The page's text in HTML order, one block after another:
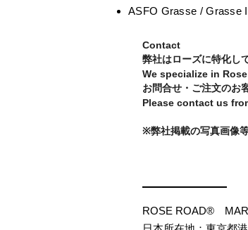
ASFO Grasse / Grasse
Contact
弊社はローズに特化し
We specialize in
お問合せ・ご注文のお
Please contact us
※弊社掲載の写真画像
ROSE ROAD®